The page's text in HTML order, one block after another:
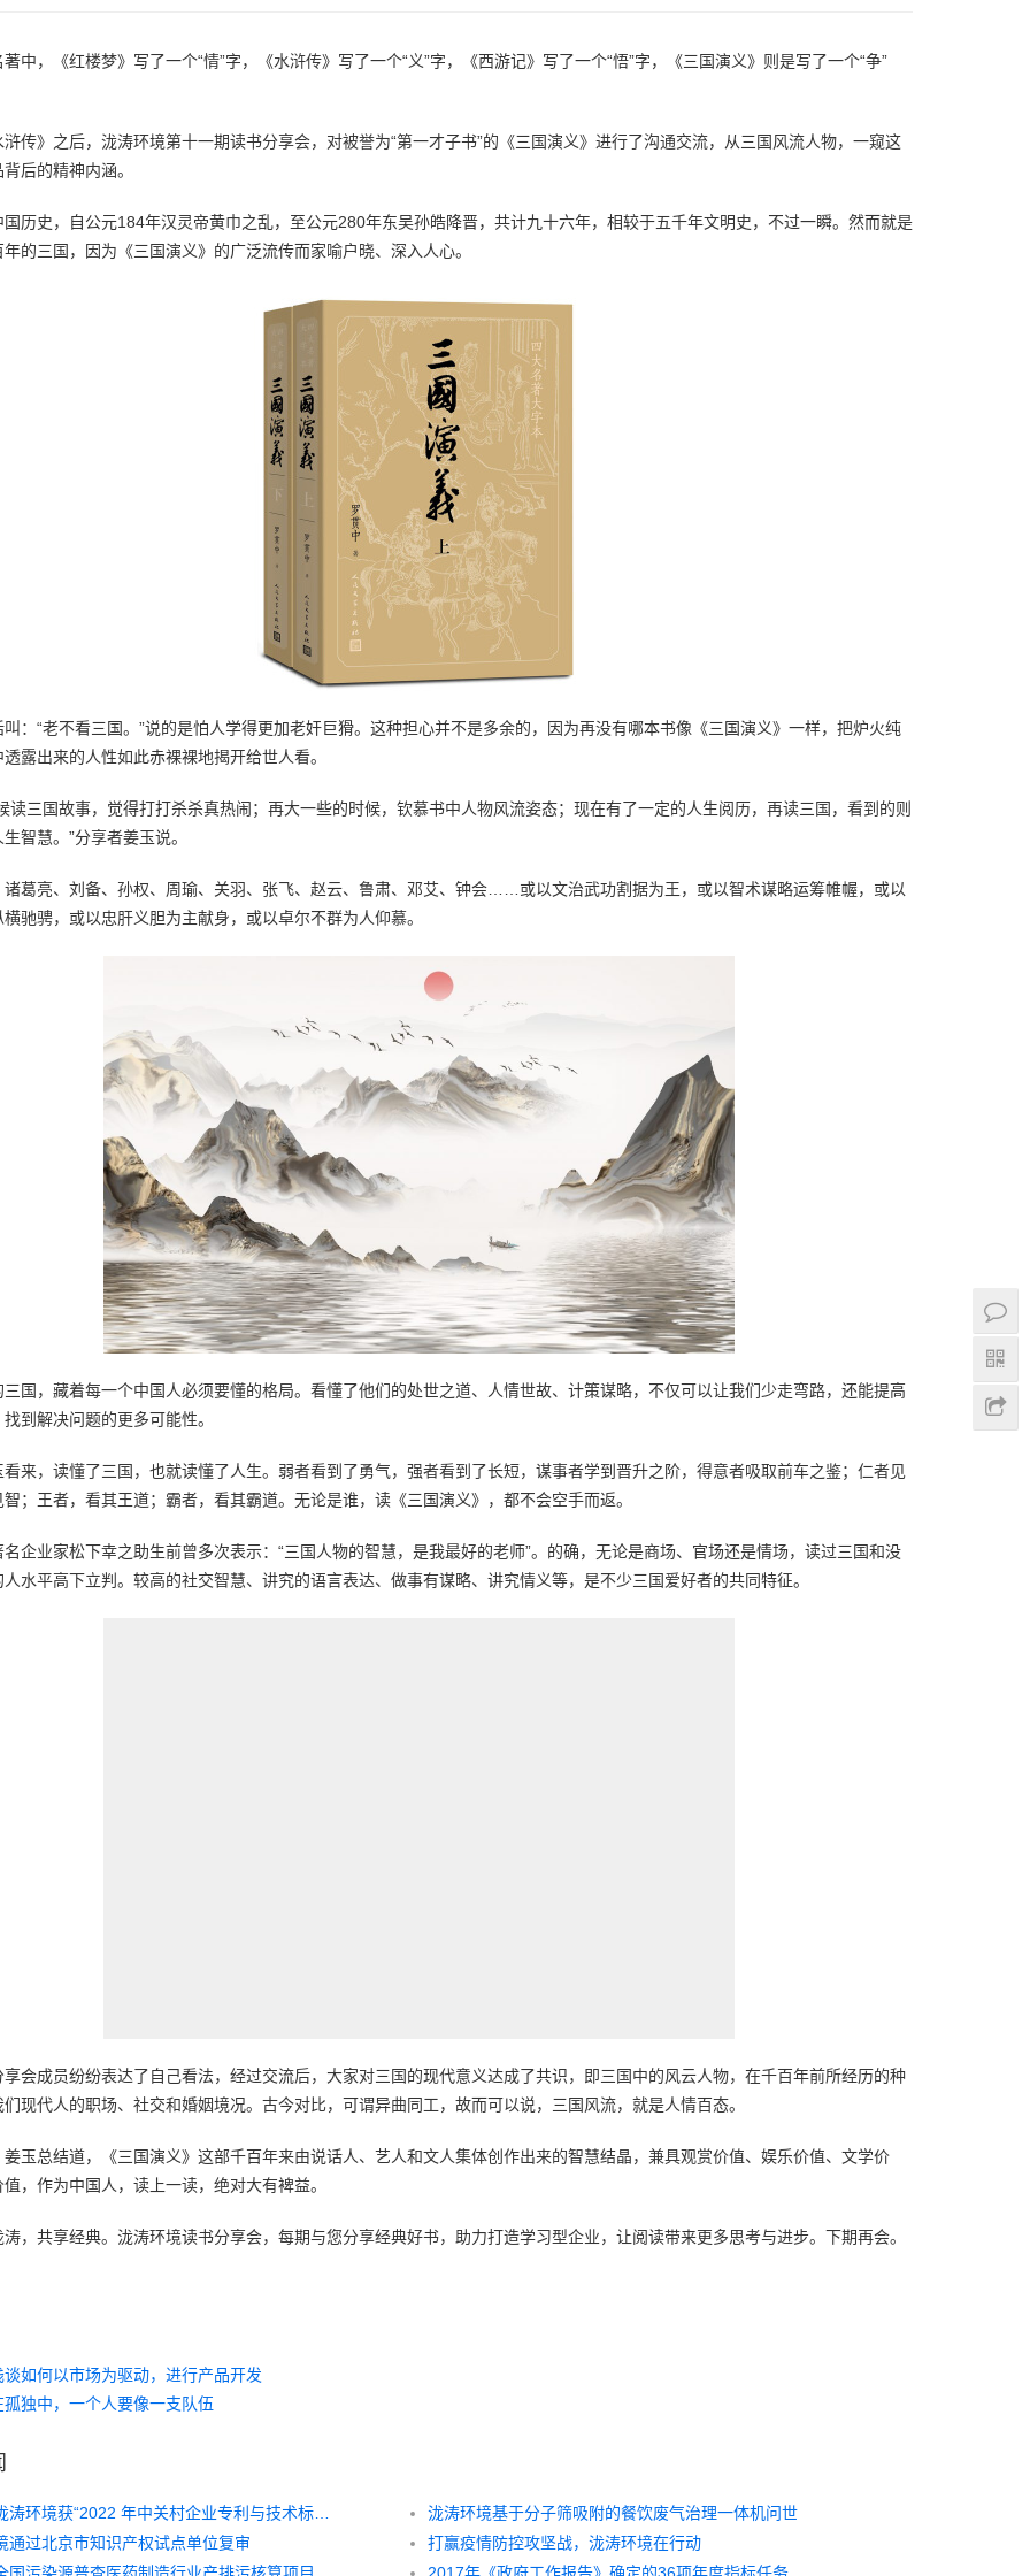
著中，《红楼梦》写了一个“情”字，《水浒传》写了一个“义”字，《西游记》写了一个“悟”字，《三国演义》则是写了一个“争”
浒传》之后，泷涛环境第十一期读书分享会，对被誉为“第一才子书”的《三国演义》进行了沟通交流，从三国风流人物，一窥这
后的精神内涵。
国历史，自公元184年汉灵帝黄巾之乱，至公元280年东吴孙皓降晋，共计九十六年，相较于五千年文明史，不过一瞬。然而就是
的三国，因为《三国演义》的广泛流传而家喻户晓、深入人心。
叫：“老不看三国。”说的是怕人学得更加老奸巨猾。这种担心并不是多余的，因为再没有哪本书像《三国演义》一样，把炉火纯
露出来的人性如此赤裸裸地揭开给世人看。
读三国故事，觉得打打杀杀真热闹；再大一些的时候，钦慕书中人物风流姿态；现在有了一定的人生阅历，再读三国，看到的则
智慧。”分享者姜玉说。
诸葛亮、刘备、孙权、周瑜、关羽、张飞、赵云、鲁肃、邓艾、钟会……或以文治武功割据为王，或以智术谋略运筹帷幄，或以
驰骋，或以忠肝义胆为主献身，或以卓尔不群为人仰慕。
三国，藏着每一个中国人必须要懂的格局。看懂了他们的处世之道、人情世故、计策谋略，不仅可以让我们少走弯路，还能提高
到解决问题的更多可能性。
看来，读懂了三国，也就读懂了人生。弱者看到了勇气，强者看到了长短，谋事者学到晋升之阶，得意者吸取前车之鉴；仁者见
；王者，看其王道；霸者，看其霸道。无论是谁，读《三国演义》，都不会空手而返。
名企业家松下幸之助生前曾多次表示：“三国人物的智慧，是我最好的老师”。的确，无论是商场、官场还是情场，读过三国和没
水平高下立判。较高的社交智慧、讲究的语言表达、做事有谋略、讲究情义等，是不少三国爱好者的共同特征。
享会成员纷纷表达了自己看法，经过交流后，大家对三国的现代意义达成了共识，即三国中的风云人物，在千百年前所经历的种
现代人的职场、社交和婚姻境况。古今对比，可谓异曲同工，故而可以说，三国风流，就是人情百态。
姜玉总结道，《三国演义》这部千百年来由说话人、艺人和文人集体创作出来的智慧结晶，兼具观赏价值、娱乐价值、文学价
，作为中国人，读上一读，绝对大有裨益。
涛，共享经典。泷涛环境读书分享会，每期与您分享经典好书，助力打造学习型企业，让阅读带来更多思考与进步。下期再会。
谈如何以市场为驱动，进行产品开发
孤独中，一个人要像一支队伍
泷涛环境基于分子筛吸附的餐饮废气治理一体机问世
通过北京市知识产权试点单位复审
打赢疫情防控攻坚战，泷涛环境在行动